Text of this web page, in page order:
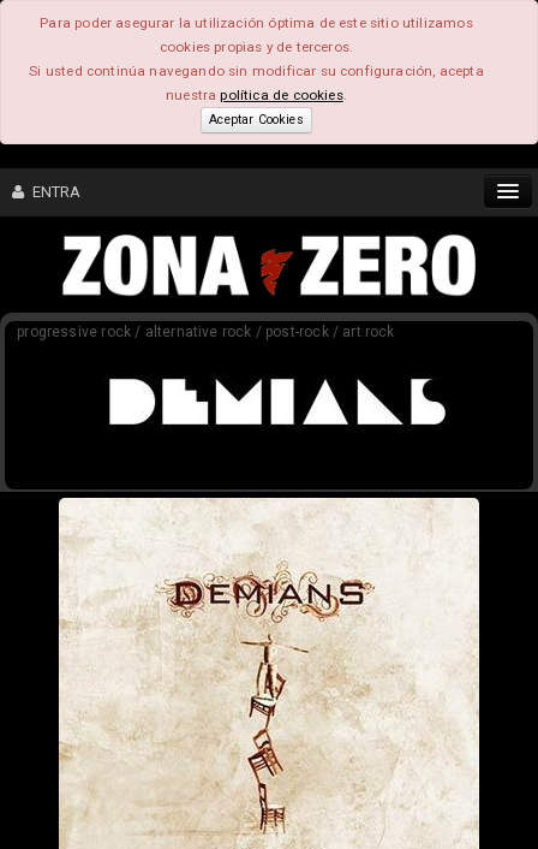
Para poder asegurar la utilización óptima de este sitio utilizamos
cookies propias y de terceros.
Si usted continúa navegando sin modificar su configuración, acepta
nuestrapolítica de cookies.
Aceptar Cookies
ENTRA
CONTENIDO
COMUNIDAD
progressive rock / alternative rock / post-rock / art rock